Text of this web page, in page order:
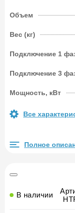
Все
Объем
Вес (кг)
Подключение 1
Подключение 3
Мощность, кВт
Полное
В наличии